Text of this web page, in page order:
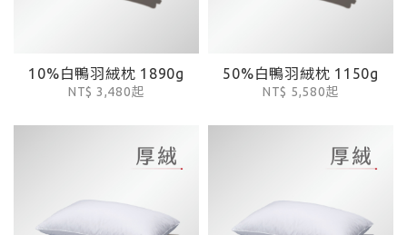
10%白鴨羽絨枕 1890g
NT$ 3,480起
50%白鴨羽絨枕 1150g
NT$ 5,580起